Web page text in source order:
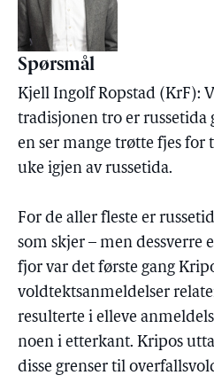
Spørsmål
Kjell Ingolf Ropstad (KrF):
tradisjonen tro er russetida
en ser mange trøtte fjes for
uke igjen av russetida.
For de aller fleste er
som skjer – men dessverre
fjor var det første gang
voldtektsanmeldelser
resulterte i elleve
noen i etterkant. Kripos
disse grenser til